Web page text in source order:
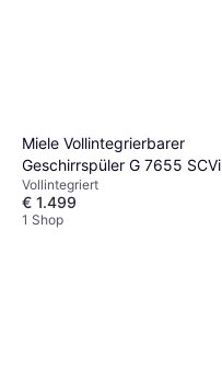
Miele Vollintegrierbarer
Geschirrspüler G 7655 SCVi
XXL AutoDos
Vollintegriert
€ 1.499
1 Shop